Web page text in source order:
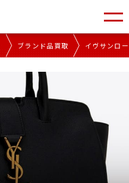
ブランド品買取 イヴサンロ